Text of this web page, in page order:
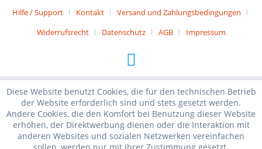
Hilfe / Support Kontakt
Versand und Zahlungsbedingungen
Widerrufsrecht
Datenschutz AGB Impressum
Diese Website benutzt Cookies, die für den technischen Betrieb
der Website erforderlich sind und stets gesetzt werden.
Andere Cookies, die den Komfort bei Benutzung dieser Website
erhöhen, der Direktwerbung dienen oder die Interaktion mit
anderen Websites und sozialen Netzwerken vereinfachen